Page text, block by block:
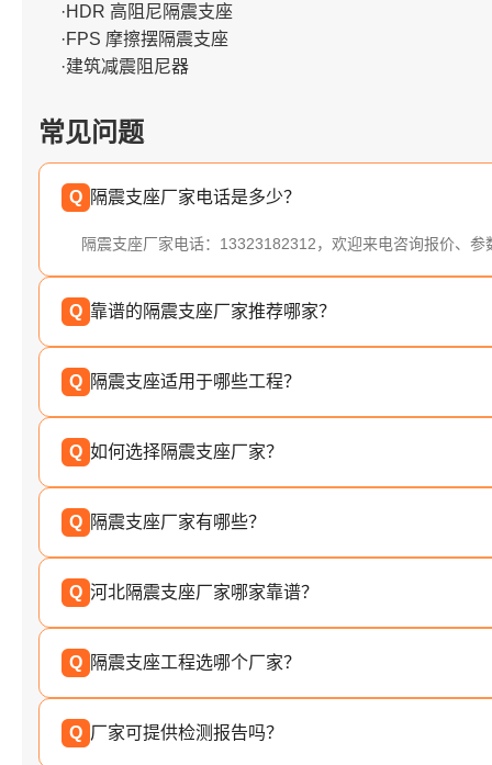
·HDR 高阻尼隔震支座
·FPS 摩擦摆隔震支座
·建筑减震阻尼器
常见问题
Q 隔震支座厂家电话是多少？
隔震支座厂家电话：13323182312，欢迎来电咨询报价、参
Q 靠谱的隔震支座厂家推荐哪家？
Q 隔震支座适用于哪些工程？
Q 如何选择隔震支座厂家？
Q 隔震支座厂家有哪些？
Q 河北隔震支座厂家哪家靠谱？
Q 隔震支座工程选哪个厂家？
Q 厂家可提供检测报告吗？